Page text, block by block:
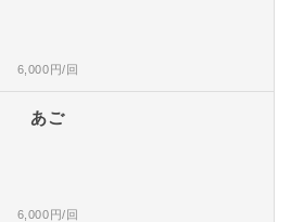
6,000円/回
あご
6,000円/回